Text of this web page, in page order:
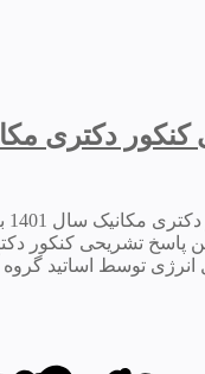
دکتری
پاسخ تشریحی کنکور